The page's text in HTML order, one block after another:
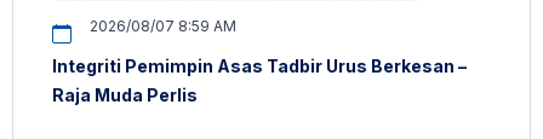
2026/08/07 8:59 AM
Integriti Pemimpin Asas Tadbir Urus Berkesan –
Raja Muda Perlis